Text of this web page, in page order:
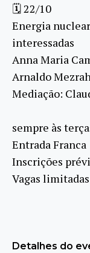
🗓 22/10
Energia
interessadas
Anna Maria
Arnaldo
Mediação:
sempre às
Entrada Franca
Inscrições
Vagas limitadas
Detalhes do